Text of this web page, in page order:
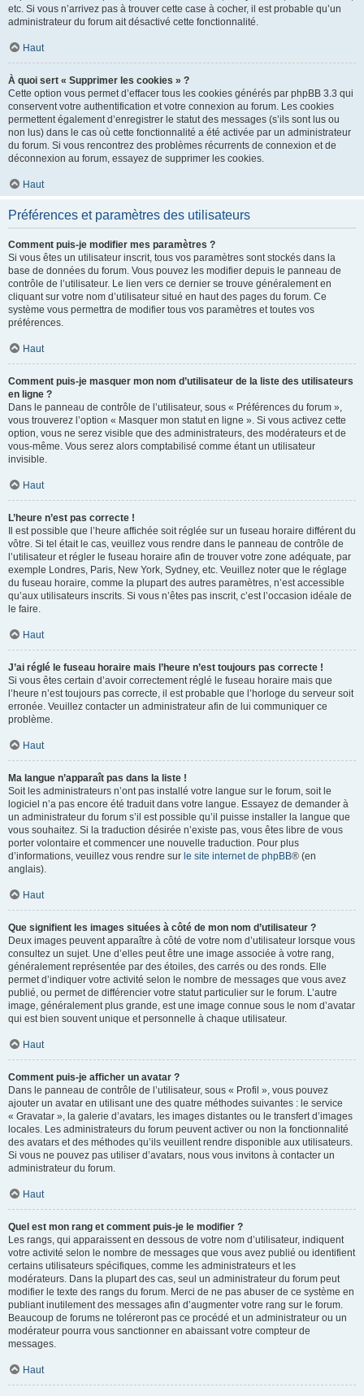
etc. Si vous n’arrivez pas à trouver cette case à cocher, il est probable qu’un
administrateur du forum ait désactivé cette fonctionnalité.
Haut
À quoi sert « Supprimer les cookies » ?
Cette option vous permet d’effacer tous les cookies générés par phpBB 3.3 qui
conservent votre authentification et votre connexion au forum. Les cookies
permettent également d’enregistrer le statut des messages (s’ils sont lus ou
non lus) dans le cas où cette fonctionnalité a été activée par un administrateur
du forum. Si vous rencontrez des problèmes récurrents de connexion et de
déconnexion au forum, essayez de supprimer les cookies.
Haut
Préférences et paramètres des utilisateurs
Comment puis-je modifier mes paramètres ?
Si vous êtes un utilisateur inscrit, tous vos paramètres sont stockés dans la
base de données du forum. Vous pouvez les modifier depuis le panneau de
contrôle de l’utilisateur. Le lien vers ce dernier se trouve généralement en
cliquant sur votre nom d’utilisateur situé en haut des pages du forum. Ce
système vous permettra de modifier tous vos paramètres et toutes vos
préférences.
Haut
Comment puis-je masquer mon nom d’utilisateur de la liste des utilisateurs
en ligne ?
Dans le panneau de contrôle de l’utilisateur, sous « Préférences du forum »,
vous trouverez l’option « Masquer mon statut en ligne ». Si vous activez cette
option, vous ne serez visible que des administrateurs, des modérateurs et de
vous-même. Vous serez alors comptabilisé comme étant un utilisateur
invisible.
Haut
L’heure n’est pas correcte !
Il est possible que l’heure affichée soit réglée sur un fuseau horaire différent du
vôtre. Si tel était le cas, veuillez vous rendre dans le panneau de contrôle de
l’utilisateur et régler le fuseau horaire afin de trouver votre zone adéquate, par
exemple Londres, Paris, New York, Sydney, etc. Veuillez noter que le réglage
du fuseau horaire, comme la plupart des autres paramètres, n’est accessible
qu’aux utilisateurs inscrits. Si vous n’êtes pas inscrit, c’est l’occasion idéale de
le faire.
Haut
J’ai réglé le fuseau horaire mais l’heure n’est toujours pas correcte !
Si vous êtes certain d’avoir correctement réglé le fuseau horaire mais que
l’heure n’est toujours pas correcte, il est probable que l’horloge du serveur soit
erronée. Veuillez contacter un administrateur afin de lui communiquer ce
problème.
Haut
Ma langue n’apparaît pas dans la liste !
Soit les administrateurs n’ont pas installé votre langue sur le forum, soit le
logiciel n’a pas encore été traduit dans votre langue. Essayez de demander à
un administrateur du forum s’il est possible qu’il puisse installer la langue que
vous souhaitez. Si la traduction désirée n’existe pas, vous êtes libre de vous
porter volontaire et commencer une nouvelle traduction. Pour plus
d’informations, veuillez vous rendre sur le site internet de phpBB® (en
anglais).
Haut
Que signifient les images situées à côté de mon nom d’utilisateur ?
Deux images peuvent apparaître à côté de votre nom d’utilisateur lorsque vous
consultez un sujet. Une d’elles peut être une image associée à votre rang,
généralement représentée par des étoiles, des carrés ou des ronds. Elle
permet d’indiquer votre activité selon le nombre de messages que vous avez
publié, ou permet de différencier votre statut particulier sur le forum. L’autre
image, généralement plus grande, est une image connue sous le nom d’avatar
qui est bien souvent unique et personnelle à chaque utilisateur.
Haut
Comment puis-je afficher un avatar ?
Dans le panneau de contrôle de l’utilisateur, sous « Profil », vous pouvez
ajouter un avatar en utilisant une des quatre méthodes suivantes : le service
« Gravatar », la galerie d’avatars, les images distantes ou le transfert d’images
locales. Les administrateurs du forum peuvent activer ou non la fonctionnalité
des avatars et des méthodes qu’ils veuillent rendre disponible aux utilisateurs.
Si vous ne pouvez pas utiliser d’avatars, nous vous invitons à contacter un
administrateur du forum.
Haut
Quel est mon rang et comment puis-je le modifier ?
Les rangs, qui apparaissent en dessous de votre nom d’utilisateur, indiquent
votre activité selon le nombre de messages que vous avez publié ou identifient
certains utilisateurs spécifiques, comme les administrateurs et les
modérateurs. Dans la plupart des cas, seul un administrateur du forum peut
modifier le texte des rangs du forum. Merci de ne pas abuser de ce système en
publiant inutilement des messages afin d’augmenter votre rang sur le forum.
Beaucoup de forums ne toléreront pas ce procédé et un administrateur ou un
modérateur pourra vous sanctionner en abaissant votre compteur de
messages.
Haut